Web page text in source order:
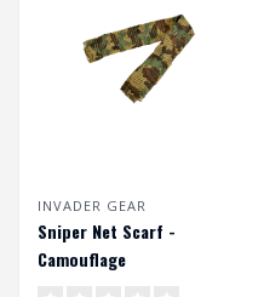
INVADER GEAR
Sniper Net Scarf -
Camouflage